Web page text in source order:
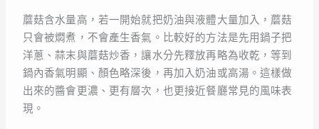
蘑菇含水量高，若一開始就把奶油與液體大量加入，蘑菇
只會被燜煮，不會產生香氣。比較好的方法是先用鍋子把
洋蔥、蒜末與蘑菇炒香，讓水分先釋放再略為收乾，等到
鍋內香氣明顯、顏色略深後，再加入奶油或高湯。這樣做
出來的醬會更濃、更有層次，也更接近餐廳常見的風味表
現。